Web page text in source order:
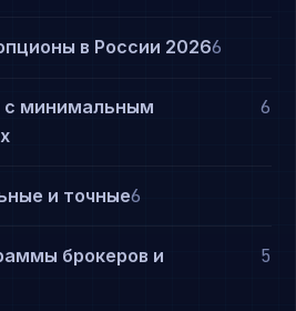
в России 20266
с минимальным
6
и точные6
брокеров и
5